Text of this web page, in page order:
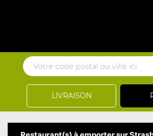
LIVRAISON